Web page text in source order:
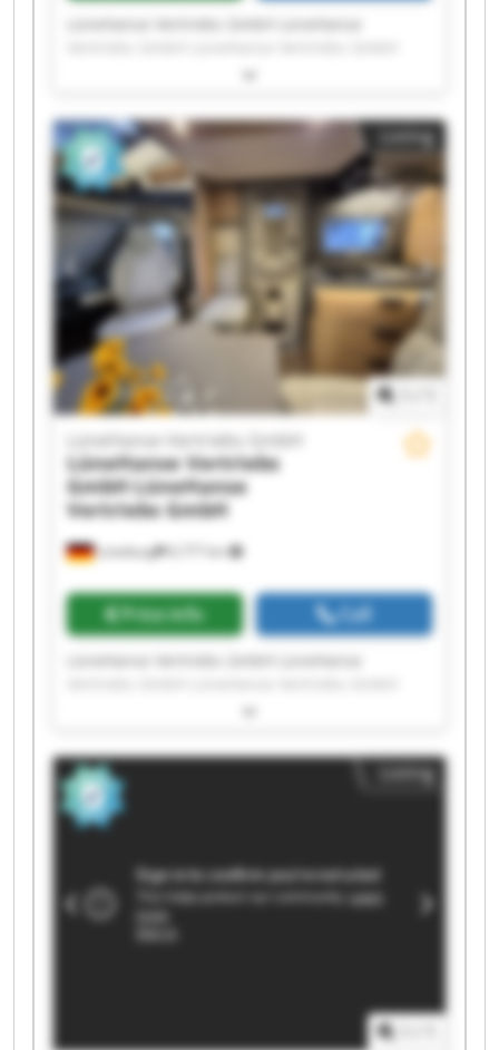
LüneHanse Vertriebs GmbH LüneHanse
LüneHanse Vertriebs GmbH LüneHanse
Vertriebs GmbH LüneHanse Vertriebs GmbH
LüneHanse Vertriebs GmbH LüneHanse
Vertriebs GmbH LüneHanse Vertriebs GmbH
LüneHanse Vertriebs GmbH LüneHanse
Vertriebs GmbH LüneHanse Vertriebs GmbH
LüneHanse Vertriebs GmbH LüneHanse
Vertriebs GmbH LüneHanse Vertriebs GmbH
LüneHanse Vertriebs GmbH LüneHanse
Vertriebs GmbH
Listing
Lüneburg 6,777 km
LüneHanse Vertriebs GmbH
LüneHanse Vertriebs
GmbH LüneHanse
Vertriebs GmbH
Price info Call
LüneHanse Vertriebs GmbH LüneHanse
LüneHanse Vertriebs GmbH LüneHanse
Vertriebs GmbH LüneHanse Vertriebs GmbH
LüneHanse Vertriebs GmbH LüneHanse
Vertriebs GmbH LüneHanse Vertriebs GmbH
Vertriebs GmbH LüneHanse Vertriebs GmbH
LüneHanse Vertriebs GmbH LüneHanse
Vertriebs GmbH LüneHanse Vertriebs GmbH
LüneHanse Vertriebs GmbH LüneHanse
Listing